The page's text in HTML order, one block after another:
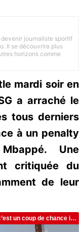
journaliste sportif
Il se découvrira plus
horizons comme
mardi soir en
a arraché le
tous derniers
à un penalty
Une
critiquée du
de leur